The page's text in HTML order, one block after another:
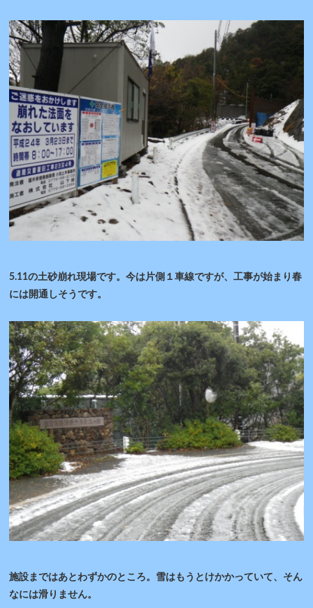
5.11の土砂崩れ現場です。今は片側１車線ですが、工事が始まり春
には開通しそうです。
施設まではあとわずかのところ。雪はもうとけかかっていて、そん
なには滑りません。